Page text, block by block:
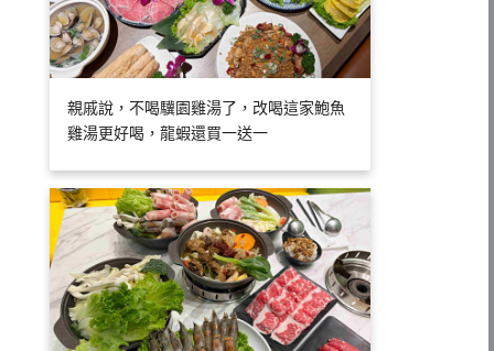
親戚說，不喝驥園雞湯了，改喝這家鮑魚
雞湯更好喝，龍蝦還買一送一